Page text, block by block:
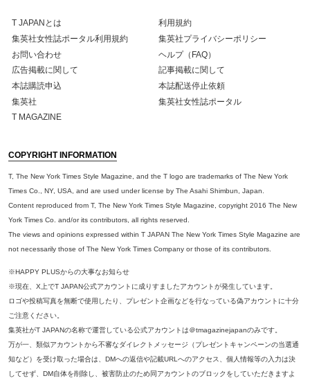
T JAPANとは
利用規約
集英社女性誌ポータル利用規約
集英社プライバシーポリシー
お問い合わせ
ヘルプ（FAQ）
広告掲載に関して
記事掲載に関して
本誌購読申込
本誌配送停止依頼
集英社
集英社女性誌ポータル
T MAGAZINE
COPYRIGHT INFORMATION
T, The New York Times Style Magazine, and the T logo are trademarks of The New York
Times Co., NY, USA, and are used under license by The Asahi Shimbun, Japan.
Content reproduced from T, The New York Times Style Magazine, copyright 2016 The New
York Times Co. and/or its contributors, all rights reserved.
The views and opinions expressed within T JAPAN The New York Times Style Magazine are
not necessarily those of The New York Times Company or those of its contributors.
※HAPPY PLUSからの大事なお知らせ
※現在、X上でT JAPAN公式アカウントに成りすましたアカウントが発生しています。
ロゴや投稿写真を無断で使用したり、プレゼント企画などを行なっている偽アカウントに十分
ご注意ください。
集英社がT JAPANの名称で運営している公式アカウントは＠tmagazinejapanのみです。
万が一、類似アカウントから不審なダイレクトメッセージ（プレゼントキャンペーンの当選通
知など）を受け取った場合は、DMへの返信や記載URLへのアクセス、個人情報等の入力は決
してせず、DM自体を削除し、被害防止のため同アカウントのブロックをしていただきますよ